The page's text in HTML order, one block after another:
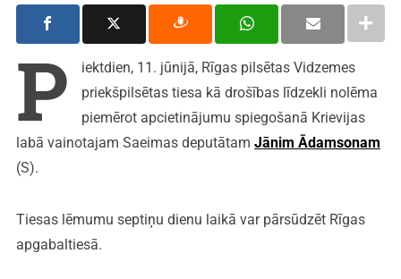
P
iektdien, 11. jūnijā, Rīgas pilsētas Vidzemes
priekšpilsētas tiesa kā drošības līdzekli nolēma
piemērot apcietinājumu spiegošanā Krievijas
labā vainotajam Saeimas deputātam Jānim Ādamsonam
(S).
Tiesas lēmumu septiņu dienu laikā var pārsūdzēt Rīgas
apgabaltiesā.